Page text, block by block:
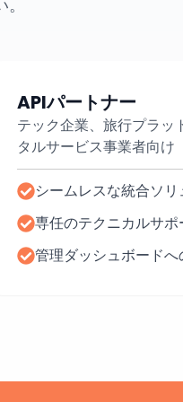
APIパートナー
テック企業、旅行プラッ
タルサービス事業者向け
シームレスな統合ソリ
専任のテクニカルサポ
管理ダッシュボードへ